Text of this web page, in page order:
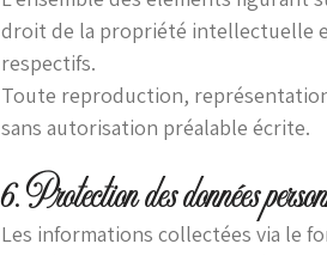
droit de la propriété intellectuelle
respectifs.
Toute reproduction,
sans autorisation préalable écrite.
6. Protection des données
Les informations collectées via le